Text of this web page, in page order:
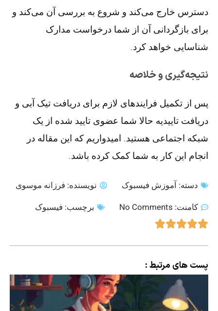
دسترس خارج می‌کند و شروع به بررسی آن می‌کند و
برای بازگردانی آن از شما درخواست مدارک
شناسایی خواهد کرد.
نتیجه‌گیری و خلاصه
پس از تکمیل فرایندهای لازم برای دریافت تیک آبی و
دریافت تاییدیه حالا شما عضوی تایید شده از یک
شبکه اجتماعی هستید. امیدواریم که این مقاله در
انجام این کار به شما کمک کرده باشد.
دسته: آموزش فیسبوک نویسنده: فرزانه موسوی
کامنت: برچسب: فیسبوک
پست های مرتبط :